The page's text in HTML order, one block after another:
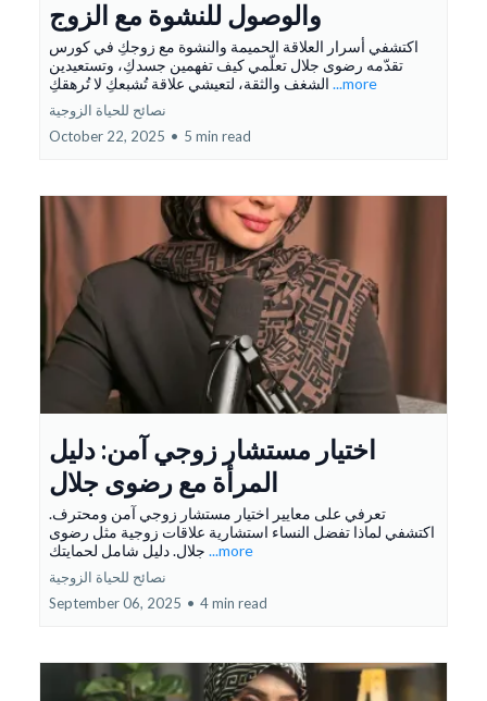
والوصول للنشوة مع الزوج
اكتشفي أسرار العلاقة الحميمة والنشوة مع زوجكِ في كورس
تقدّمه رضوى جلال تعلّمي كيف تفهمين جسدكِ، وتستعيدين
...more
نصائح للحياة الزوجية
October 22, 2025 • 5 min read
اختيار مستشار زوجي آمن: دليل
المرأة مع رضوى جلال
تعرفي على معايير اختيار مستشار زوجي آمن ومحترف.
اكتشفي لماذا تفضل النساء استشارية علاقات زوجية مثل رضوى
...more
نصائح للحياة الزوجية
September 06, 2025 • 4 min read